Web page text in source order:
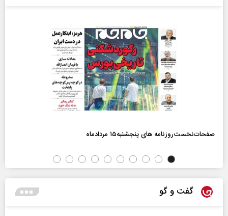
صفحات‌نخست‌روزنامه ها‌ی پنجشنبه‌۱۵ مردادماه
گفت و گو